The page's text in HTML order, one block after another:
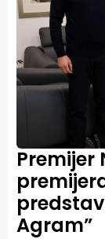
Premijer
Agram”